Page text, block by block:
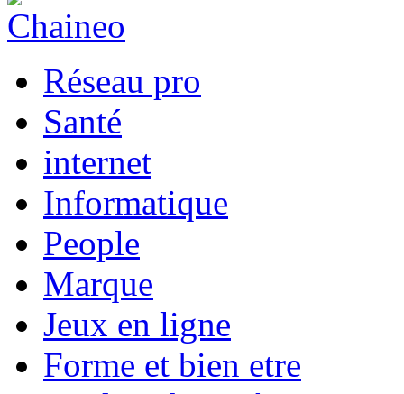
Réseau pro
Santé
internet
Informatique
People
Marque
Jeux en ligne
Forme et bien etre